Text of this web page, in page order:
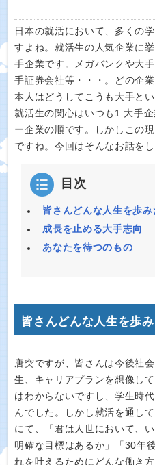
日本の就活において、多くの
すよね。就活生の人気企業に
手企業です。メガバンクや大
手証券会社等・・・。どの企
本人はどうしてこうも大手と
就活生の関心はいつも1.大手
ー企業の順です。しかしこの
ですね。今回はそんなお話を
目次
皆さんどんな人生を歩み
成長を止める大手志向
あなたを待つのもの
皆さんどんな人生を歩
唐突ですが、皆さんは今後社
生、キャリアプランを想像し
はわからないですし、学生時
んでした。しかし就活を通し
にて、「君は人世において、
明確な目標はあるか」「30年
れを叶えるためにどんな働き